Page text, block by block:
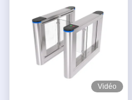
Vidéo